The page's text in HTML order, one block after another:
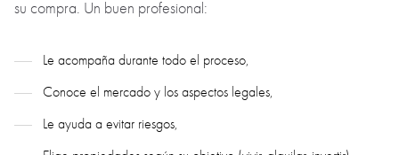
su compra. Un buen profesional:
Le acompaña durante todo el proceso,
Conoce el mercado y los aspectos legales,
Le ayuda a evitar riesgos,